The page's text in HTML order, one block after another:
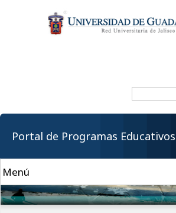
contenido
principal
Buscar
Portal de Programas